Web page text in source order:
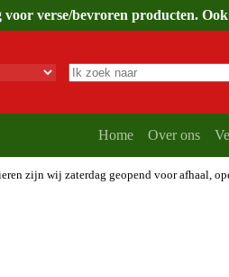
verse/bevroren producten.
Home Over ons
zijn wij zaterdag geopend voor afhaal,